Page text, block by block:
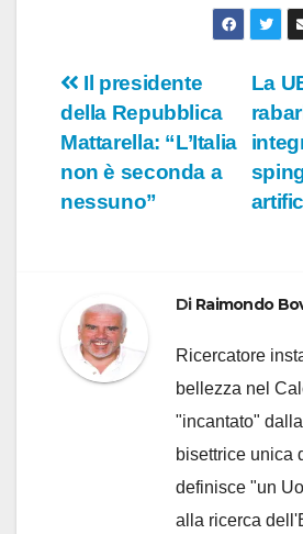
Navigazione
articoli
La
Il presidente
della Repubblica
Mattarella: “L’Italia
non è seconda a
nessuno”
Di Raimondo
Ricercatore
bellezza nel
"incantato"
bisettrice unica
definisce "un
alla ricerca